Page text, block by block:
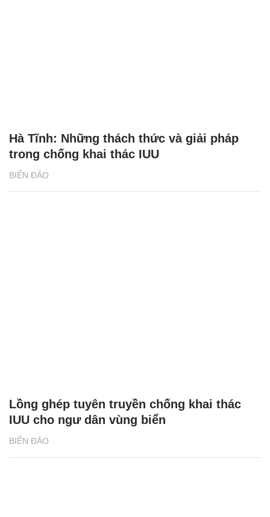
BIỂN ĐẢO
Hà Tĩnh: Những thách thức và giải pháp
trong chống khai thác IUU
BIỂN ĐẢO
Lồng ghép tuyên truyền chống khai thác
IUU cho ngư dân vùng biển